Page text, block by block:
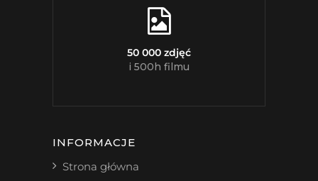
50 000 zdjęć
i 500h filmu
INFORMACJE
Strona główna